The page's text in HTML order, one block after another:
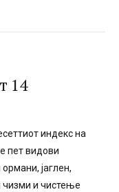
14
индекс на
пет видови
јаглен,
и чистење